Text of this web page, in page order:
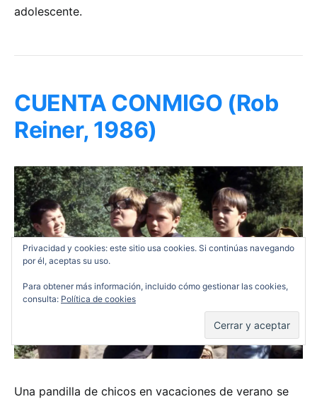
adolescente.
CUENTA CONMIGO (Rob
Reiner, 1986)
Una pandilla de chicos en vacaciones de verano se
Privacidad y cookies: este sitio usa cookies. Si continúas navegando
por él, aceptas su uso.
Para obtener más información, incluido cómo gestionar las cookies,
consulta: Política de cookies